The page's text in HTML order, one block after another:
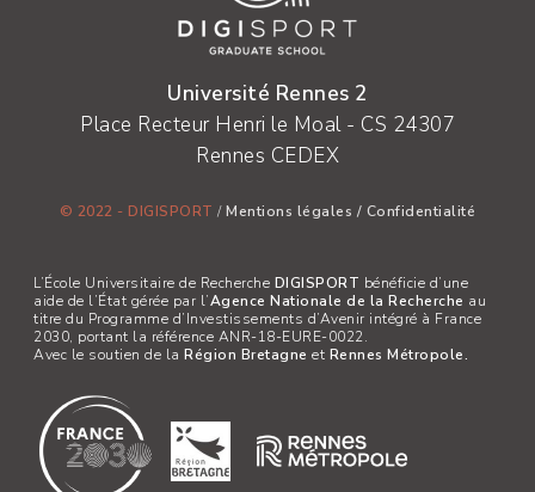
Université Rennes 2
Place Recteur Henri le Moal - CS 24307
Rennes CEDEX
© 2022 - DIGISPORT /Mentions légales / Confidentialité
L’École Universitaire de Recherche DIGISPORT bénéficie d’une
aide de l’État gérée par l’Agence Nationale de la Recherche au
titre du Programme d’Investissements d’Avenir intégré à France
2030, portant la référence ANR-18-EURE-0022.
Avec le soutien de la Région Bretagne et Rennes Métropole.